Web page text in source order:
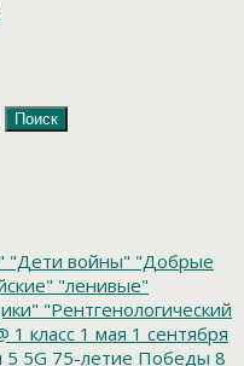
"Дети войны" "Добрые
"ленивые"
"Рентгенологический
1 класс 1 мая 1 сентября
5 5G 75-летие Победы 8